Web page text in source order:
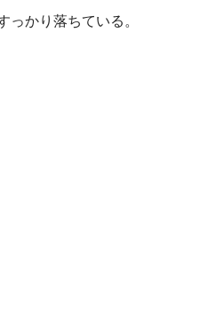
っかり落ちている。